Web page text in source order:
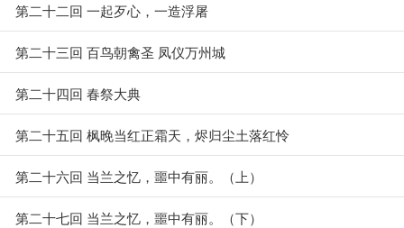
第二十二回 一起歹心，一造浮屠
第二十三回 百鸟朝禽圣 凤仪万州城
第二十四回 春祭大典
第二十五回 枫晚当红正霜天，烬归尘土落红怜
第二十六回 当兰之忆，噩中有丽。（上）
第二十七回 当兰之忆，噩中有丽。（下）